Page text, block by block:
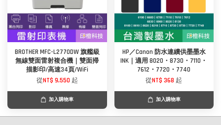
BROTHER MFC-L2770DW 旗艦級
無線雙面雷射複合機｜雙面掃
描影印/高速34頁/WiFi
從NT$ 9,550 起
加入購物車
HP／Canon 防水連續供墨墨水
INK｜適用 8020・8730・7110・
7612・7720・7740
從NT$ 368 起
加入購物車